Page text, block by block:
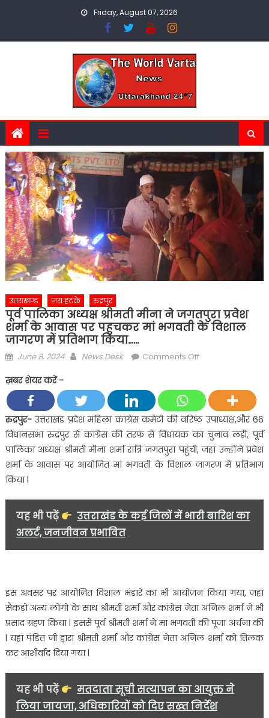
Friday, August 07, 2026
उत्तराखण्ड ज़रा हटके रुद्रपुर
पूर्व पालिका अध्यक्ष श्रीमती मीना ने जगतपुरा प्रवेश
शर्मा के आवास पर पहुचकर मां भगवती के विशाल
जागरण में प्रतिभाग किया……
Posted
June 8, 2024 Author
News Desk Comments Offon
अध्यक्ष
श्रीमती
मीना
ने
जगतपुरा
प्रवेश
आवास
पर
मां
विशाल
जागरण
में
प्रतिभाग
ख़बर शेयर करें -
रुद्रपुर-उत्तराखंड प्रदेश महिला कांग्रेस कमेटी की वरिष्ठ उपाध्यक्ष,और 66
विधानसभा रुद्रपुर से कांग्रेस की तरफ से विधायक का चुनाव लड़ी, पूर्व
पालिका अध्यक्ष श्रीमती मीना शर्मा रात्रि जगतपुरा पहुंची, जहां उन्होंने प्रवेश
शर्मा के आवास पर आयोजित मां भगवती के विशाल जागरण में प्रतिभाग
किया l
यह भी पढ़ें
उत्तराखंड के कई जिलों में भारी बारिश का
अलर्ट, जनजीवन प्रभावित
इस अवसर पर आयोजित विशाल भंडारे का भी आयोजन किया गया, जहां
सैकड़ो अन्य लोगो के साथ श्रीमती शर्मा और कांग्रेस नेता अनिल शर्मा ने भी
प्रसाद ग्रहण किया l इससे पूर्व श्रीमती शर्मा ने मां भगवती की पूजा अर्चना की
l यहां पंडित जी द्वारा श्रीमती शर्मा और कांग्रेस नेता अनिल शर्मा को तिलक
कर आशीर्वाद दिया गया l
यह भी पढ़ें
मतदाता सूची सत्यापन का आयुक्त ने
लिया जायजा, अधिकारियों को दिए सख्त निर्देश